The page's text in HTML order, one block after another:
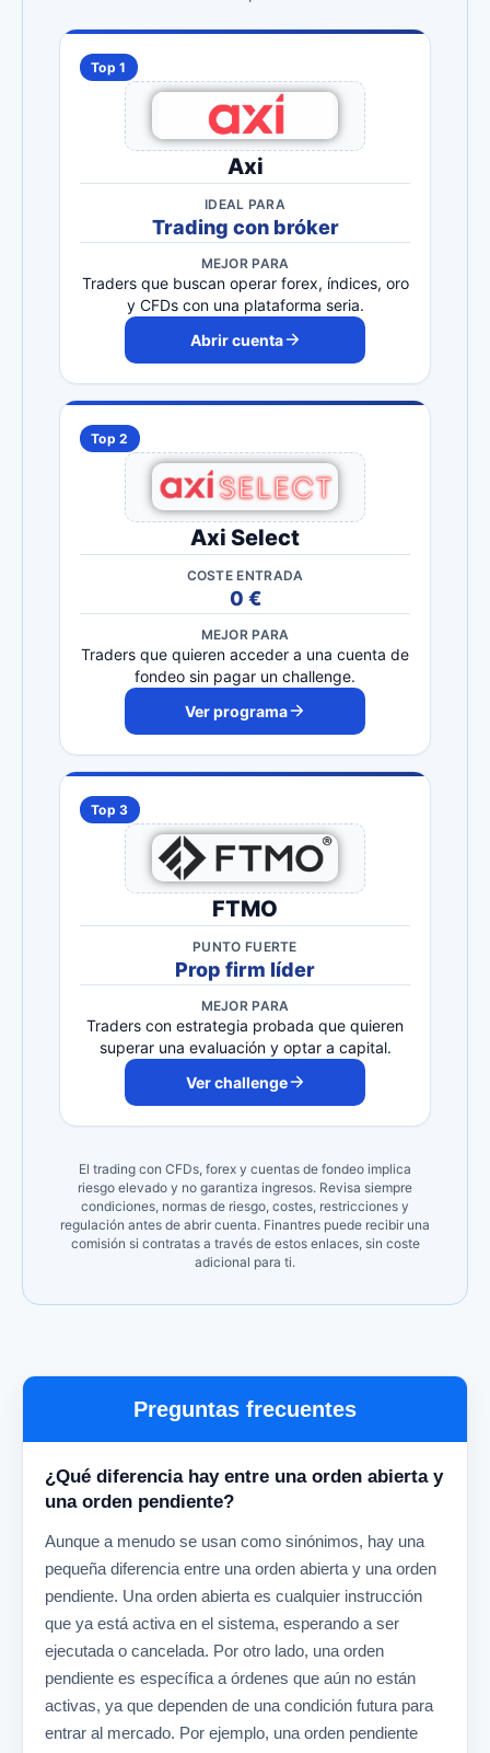
Top 1
Axi
IDEAL PARA
Trading con bróker
MEJOR PARA
Traders que buscan operar forex, índices, oro
y CFDs con una plataforma seria.
Abrir cuenta
Top 2
Axi Select
COSTE ENTRADA
0 €
MEJOR PARA
Traders que quieren acceder a una cuenta de
fondeo sin pagar un challenge.
Ver programa
Top 3
FTMO
PUNTO FUERTE
Prop firm líder
MEJOR PARA
Traders con estrategia probada que quieren
superar una evaluación y optar a capital.
Ver challenge
El trading con CFDs, forex y cuentas de fondeo implica
riesgo elevado y no garantiza ingresos. Revisa siempre
condiciones, normas de riesgo, costes, restricciones y
regulación antes de abrir cuenta. Finantres puede recibir una
comisión si contratas a través de estos enlaces, sin coste
adicional para ti.
Preguntas frecuentes
¿Qué diferencia hay entre una orden abierta y
una orden pendiente?
Aunque a menudo se usan como sinónimos, hay una
pequeña diferencia entre una orden abierta y una orden
pendiente. Una orden abierta es cualquier instrucción
que ya está activa en el sistema, esperando a ser
ejecutada o cancelada. Por otro lado, una orden
pendiente es específica a órdenes que aún no están
activas, ya que dependen de una condición futura para
entrar al mercado. Por ejemplo, una orden pendiente